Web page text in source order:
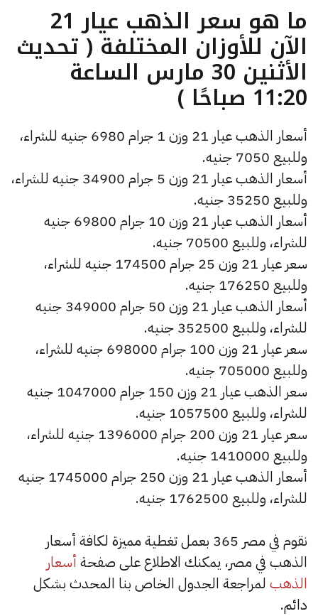
ما هو سعر الذهب عيار 21
الآن للأوزان المختلفة ( تحديث
الأثنين 30 مارس الساعة
11:20 صباحًا )
أسعار الذهب عيار 21 وزن 1 جرام 6980 جنيه للشراء،
وللبيع 7050 جنيه.
أسعار الذهب عيار 21 وزن 5 جرام 34900 جنيه للشراء،
وللبيع 35250 جنيه.
أسعار الذهب عيار 21 وزن 10 جرام 69800 جنيه
للشراء، وللبيع 70500 جنيه.
سعر عيار 21 وزن 25 جرام 174500 جنيه للشراء،
وللبيع 176250 جنيه.
أسعار الذهب عيار 21 وزن 50 جرام 349000 جنيه
للشراء، وللبيع 352500 جنيه.
سعر عيار 21 وزن 100 جرام 698000 جنيه للشراء،
وللبيع 705000 جنيه.
سعر الذهب عيار 21 وزن 150 جرام 1047000 جنيه
للشراء، وللبيع 1057500 جنيه.
سعر عيار 21 وزن 200 جرام 1396000 جنيه للشراء،
وللبيع 1410000 جنيه.
أسعار الذهب عيار 21 وزن 250 جرام 1745000 جنيه
للشراء، وللبيع 1762500 جنيه.
نقوم في مصر 365 بعمل تغطية مميزة لكافة أسعار
الذهب في مصر، يمكنك الاطلاع على صفحة أسعار
الذهب لمراجعة الجدول الخاص بنا المحدث بشكل
دائم.